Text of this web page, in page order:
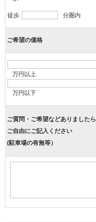
徒歩 分圏内
ご希望の価格
万円以上
万円以下
ご質問・ご希望などありましたら
ご自由にご記入ください
(駐車場の有無等）